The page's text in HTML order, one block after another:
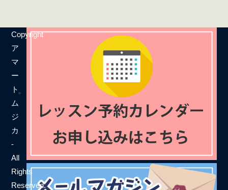
Copyright
ア
マ
ー
ト
ム
ジ
カ
-
All
Rights
Reserved.